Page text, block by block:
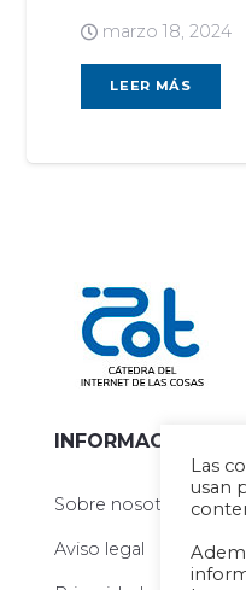
marzo 18, 2024
LEER MÁS
INFORMACIÓN
Sobre nosotros
Aviso legal
Las
usan